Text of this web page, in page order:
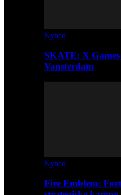
Nyhed
SKATE: X
Vansterdam
Nyhed
Fire Emblem: